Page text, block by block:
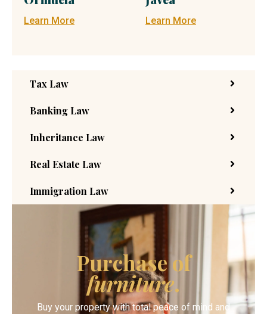
Tax Law
Banking Law
Inheritance Law
Real Estate Law
Immigration Law
Purchase of
furniture.
Buy your property with total peace of mind and
Learn More Learn More